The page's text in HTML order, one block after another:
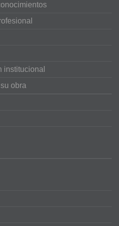
institucional
obra